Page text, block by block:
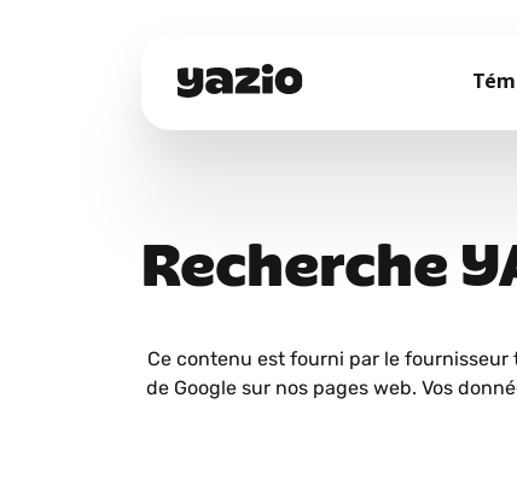
Recherche
Ce contenu est fourni par le
de Google sur nos pages web. Vos